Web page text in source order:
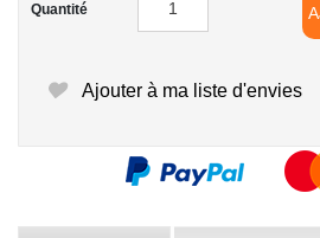
Quantité
Ajouter à ma liste d'envies